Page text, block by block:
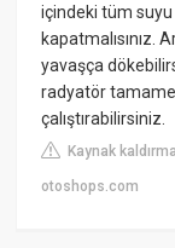
içindeki tüm suyu
kapatmalısınız.
yavaşça
radyatör
çalıştırabilirsiniz.
Kaynak
otoshops.com